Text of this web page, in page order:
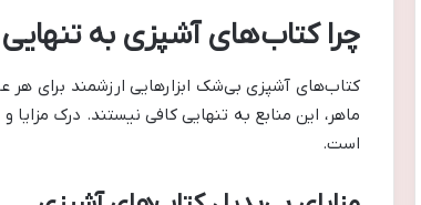
چرا کتاب‌های آشپزی به
کتاب‌های آشپزی بی‌شک ابزارهایی ارزشمند برای هر
ماهر، این منابع به تنهایی کافی نیستند. درک
است.